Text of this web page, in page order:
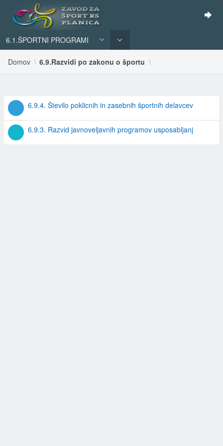
6.1.ŠPORTNI PROGRAMI
Domov 6.9.Razvidi po zakonu o športu
REZULTATI
ISKANJA
6.9.4. Število poklicnih in zasebnih športnih delavcev
6.9.3. Razvid javnoveljavnih programov usposabljanj